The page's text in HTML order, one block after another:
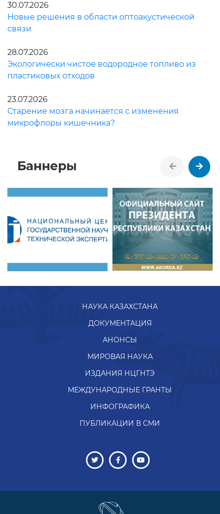
30.07.2026
Новые решения в области оптоакустической
связи
28.07.2026
Экологически чистое водородное топливо из
пластиковых отходов
23.07.2026
Старение мозга начинается с изменения
микрофлоры кишечника?
Баннеры
НАУКА КАЗАХСТАНА
ДОКУМЕНТАЦИЯ
АНОНСЫ
МИРОВАЯ НАУКА
ИЗДАНИЯ НЦГНТЭ
МЕЖДУНАРОДНЫЕ ГРАНТЫ
ИНФОГРАФИКА
ПУБЛИКАЦИИ В СМИ